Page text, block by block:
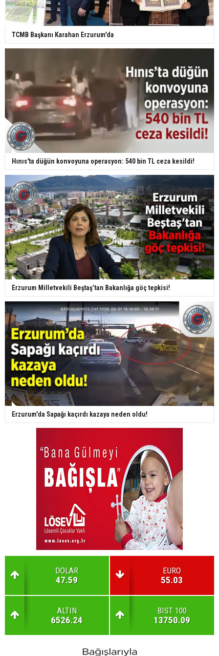
TCMB Başkanı Karahan Erzurum'da
Hınıs'ta düğün konvoyuna operasyon: 540 bin TL ceza kesildi!
Erzurum Milletvekili Beştaş’tan Bakanlığa göç tepkisi!
Erzurum'da Sapağı kaçırdı kazaya neden oldu!
DOLAR
47.59
EURO
55.03
ALTIN
6526.24
BIST 100
13750.09